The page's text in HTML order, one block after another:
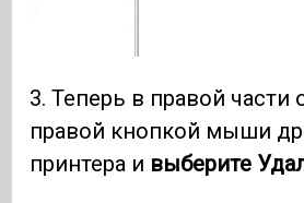
3. Теперь в правой части
правой кнопкой мыши
принтера и выберите